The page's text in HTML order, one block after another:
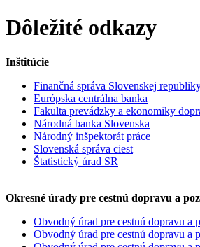
Dôležité odkazy
Inštitúcie
Finančná správa Slovenskej
Európska centrálna banka
Fakulta prevádzky a ekonomiky
Národná banka Slovenska
Národný inšpektorát práce
Slovenská správa ciest
Štatistický úrad SR
Okresné úrady pre cestnú dopravu a
Obvodný úrad pre cestnú dopravu a
Obvodný úrad pre cestnú dopravu a